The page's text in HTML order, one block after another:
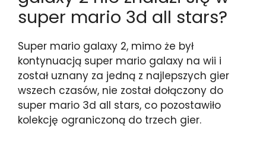
super mario 3d all stars?
Super mario galaxy 2, mimo że był
kontynuacją super mario galaxy na wii i
został uznany za jedną z najlepszych gier
wszech czasów, nie został dołączony do
super mario 3d all stars, co pozostawiło
kolekcję ograniczoną do trzech gier.